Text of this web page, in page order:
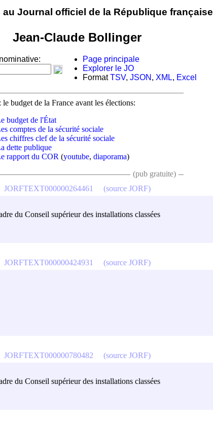
Journal officiel de la République française
Jean-Claude Bollinger
Page principale
Explorer le JO
FormatTSV, JSON , XML, Excel
le budget de la France avant les élections:
budget de l'État
comptes de la sécurité sociale
chiffres clef de la sécurité sociale
dette publique
rapport du COR (youtube, diaporama)
(pub gratuite)
du Conseil supérieur des installations classées
JORFTEXT000000264461 (source JORF)
JORFTEXT000000424931 (source JORF)
du Conseil supérieur des installations classées
JORFTEXT000000780482 (source JORF)